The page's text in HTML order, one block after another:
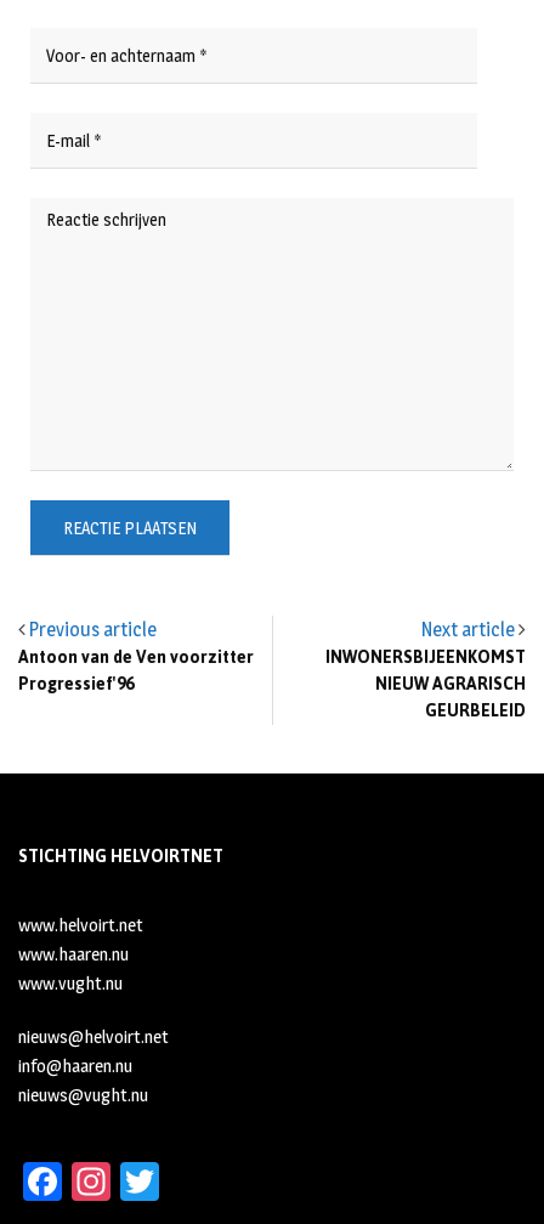
Previous article
Antoon van de Ven voorzitter
Progressief'96
Next article
INWONERSBIJEENKOMST
NIEUW AGRARISCH
GEURBELEID
STICHTING HELVOIRTNET
www.helvoirt.net
www.haaren.nu
www.vught.nu
nieuws@helvoirt.net
info@haaren.nu
nieuws@vught.nu
Fa In